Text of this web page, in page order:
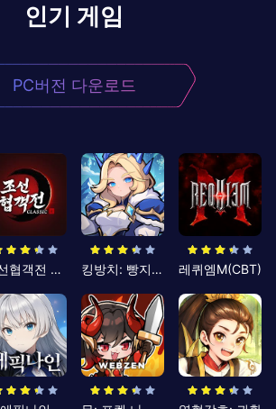
인기 게임
PC버전 다운로드
조선협객전 클래식 킹방치: 빵지의 제왕 레퀴엠M(CBT)